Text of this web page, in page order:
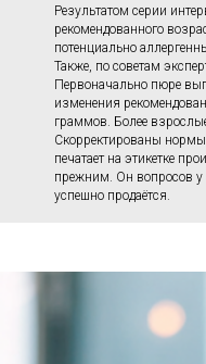
Результатом серии
рекомендованного
потенциально
Также, по советам
Первоначально пюре
изменения
граммов. Более
Скорректированы нормы
печатает на этикетке
прежним. Он вопросов у
успешно продаётся.